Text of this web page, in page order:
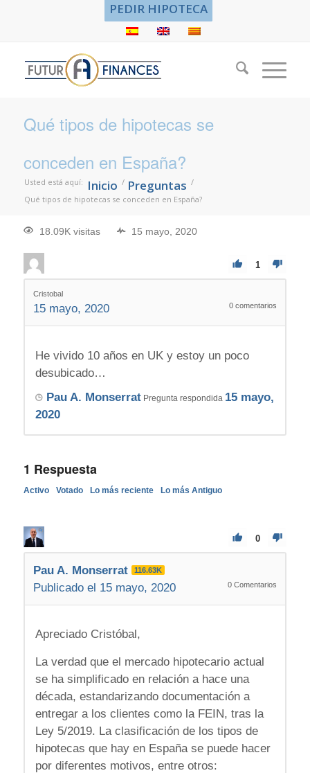
PEDIR HIPOTECA
Qué tipos de hipotecas se
conceden en España?
Usted está aquí: Inicio / Preguntas /
Qué tipos de hipotecas se conceden en España?
18.09K visitas 15 mayo, 2020
1
Cristobal
15 mayo, 2020 0 comentarios
He vivido 10 años en UK y estoy un poco
desubicado…
Pau A. MonserratPregunta respondida 15 mayo,
2020
1 Respuesta
Activo Votado Lo más reciente Lo más Antiguo
0
Pau A. Monserrat 116.63K
Publicado el 15 mayo, 2020 0 Comentarios
Apreciado Cristóbal,
La verdad que el mercado hipotecario actual
se ha simplificado en relación a hace una
década, estandarizando documentación a
entregar a los clientes como la FEIN, tras la
Ley 5/2019. La clasificación de los tipos de
hipotecas que hay en España se puede hacer
por diferentes motivos, entre otros: